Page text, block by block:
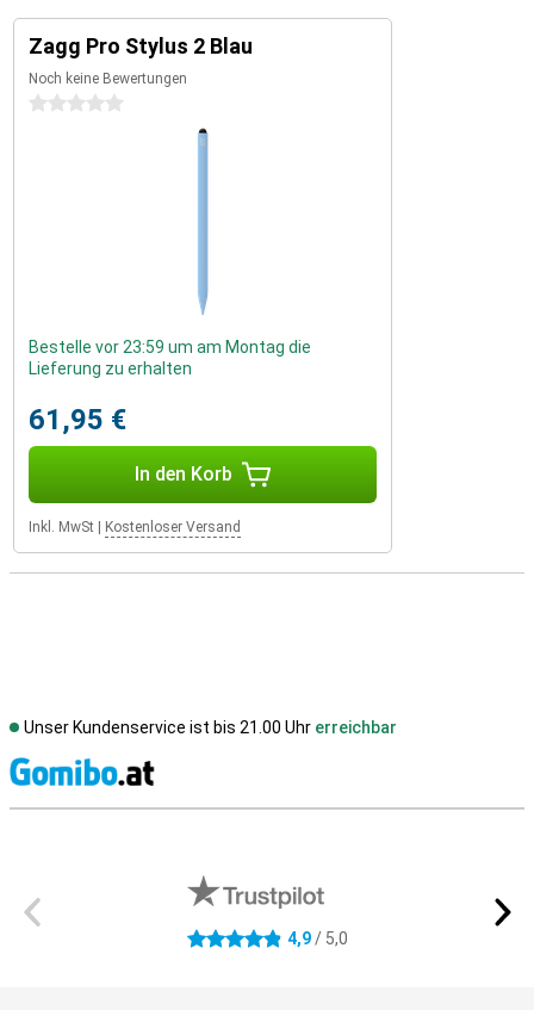
Zagg Pro Stylus 2 Blau
Noch keine Bewertungen
0 Sterne
Bestelle vor 23:59 um am Montag die
Lieferung zu erhalten
61,95 €
In den Korb
Inkl. MwSt Kostenloser Versand
Unser Kundenservice ist bis 21.00 Uhr erreichbar
4.9 Sterne 4,9/ 5,0